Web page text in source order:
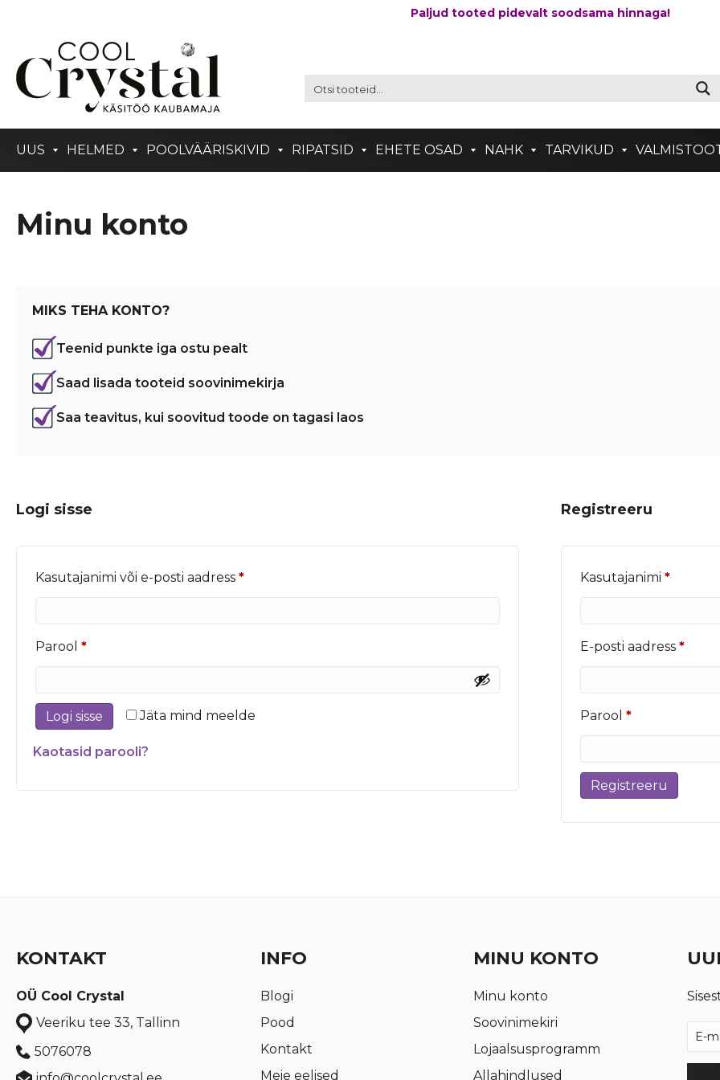
Paljud tooted pidevalt soodsama hinnaga!
UUS HELMED POOLVÄÄRISKIVID RIPATSID EHETE OSAD NAHK TARVIKUD
Minu konto
MIKS TEHA KONTO?
Teenid punkte iga ostu pealt
Saad lisada tooteid soovinimekirja
Saa teavitus, kui soovitud toode on tagasi laos
Logi sisse
Kasutajanimi või e-posti aadress *Nõutud
Parool *Nõutud
Jäta mind meelde
Logi sisse
Kaotasid parooli?
Registreeru
Kasutajanimi*
E-posti aadress*
Parool*Nõutud
Registreeru
KONTAKT
OÜ Cool Crystal
Veeriku tee 33, Tallinn
5076078
INFO
Blogi
Pood
Kontakt
Meie eelised
MINU KONTO
Minu konto
Soovinimekiri
Lojaalsusprogramm
Allahindlused